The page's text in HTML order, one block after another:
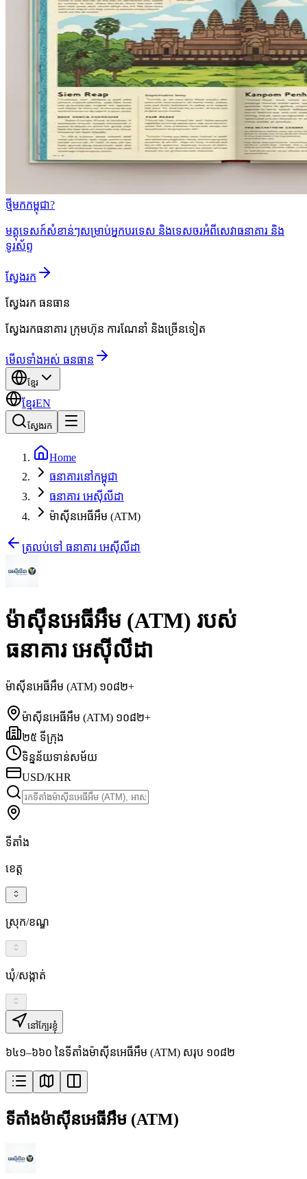
ថ្មីមកកម្ពុជា?
មគ្គុទេសក៍សំខាន់ៗសម្រាប់អ្នកបរទេស និងទេសចរអំពីសេវាធនាគារ និង
ទូរស័ព្ទ
ស្វែងរក
ស្វែងរក ធនធាន
ស្វែងរកធនាគារ ក្រុមហ៊ុន ការណែនាំ និងច្រើនទៀត
មើលទាំងអស់ ធនធាន
ខ្មែរ
ខ្មែរEN
ស្វែងរក
Home
ធនាគារនៅកម្ពុជា
ធនាគារ អេស៊ីលីដា
ម៉ាស៊ីនអេធីអឹម (ATM)
ត្រលប់ទៅ ធនាគារ អេស៊ីលីដា
ម៉ាស៊ីនអេធីអឹម (ATM) របស់
ធនាគារ អេស៊ីលីដា
ម៉ាស៊ីនអេធីអឹម (ATM) ១០៨២+
ម៉ាស៊ីនអេធីអឹម (ATM) ១០៨២+
២៥ ទីក្រុង
ទិន្នន័យទាន់សម័យ
USD/KHR
ទីតាំង
ខេត្ត
ស្រុក/ខណ្ឌ
ឃុំ/សង្កាត់
នៅក្បែរខ្ញុំ
៦៤១–៦៦០ នៃទីតាំងម៉ាស៊ីនអេធីអឹម (ATM) សរុប ១០៨២
ទីតាំងម៉ាស៊ីនអេធីអឹម (ATM)